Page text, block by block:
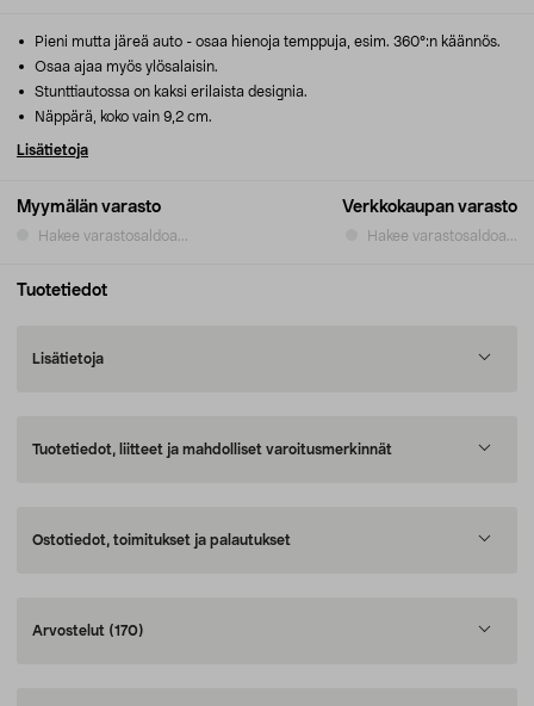
Myymälän varasto
Hakee varastosaldoa...
Verkkokaupan varasto
Hakee varastosaldoa...
Pieni mutta järeä auto - osaa hienoja temppuja, esim. 360°:n käännös.
Osaa ajaa myös ylösalaisin.
Stunttiautossa on kaksi erilaista designia.
Näppärä, koko vain 9,2 cm.
Lisätietoja
Tuotetiedot
Lisätietoja
Tuotetiedot, liitteet ja mahdolliset varoitusmerkinnät
Ostotiedot, toimitukset ja palautukset
Arvostelut (170)